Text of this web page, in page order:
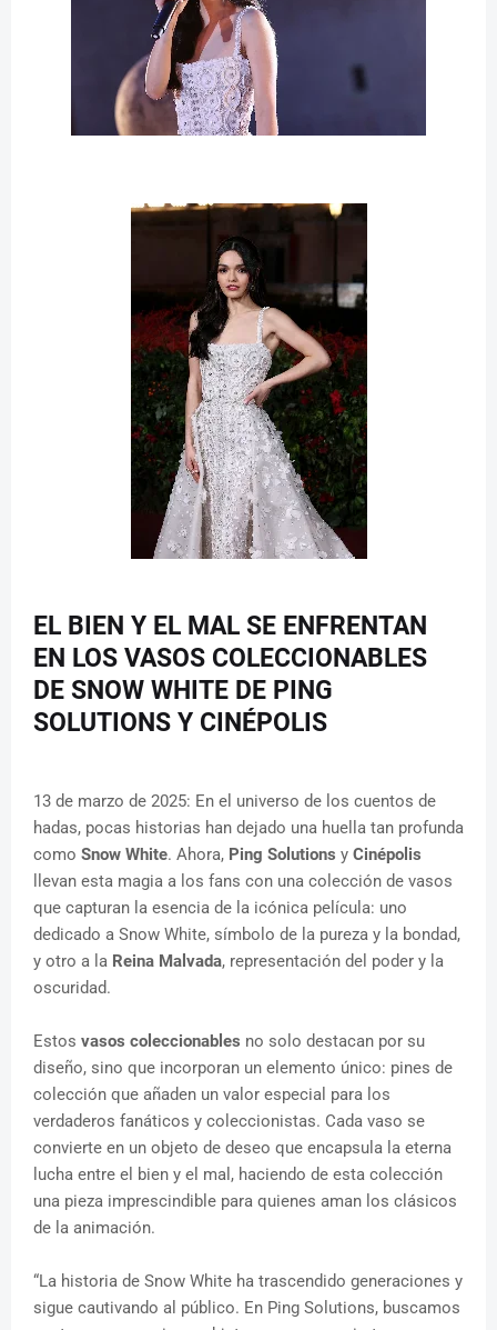
EL BIEN Y EL MAL SE ENFRENTAN
EN LOS VASOS COLECCIONABLES
DE SNOW WHITE DE PING
SOLUTIONS Y CINÉPOLIS
13 de marzo de 2025: En el universo de los cuentos de
hadas, pocas historias han dejado una huella tan profunda
como Snow White. Ahora, Ping Solutions y Cinépolis
llevan esta magia a los fans con una colección de vasos
que capturan la esencia de la icónica película: uno
dedicado a Snow White, símbolo de la pureza y la bondad,
y otro a la Reina Malvada, representación del poder y la
oscuridad.
Estos vasos coleccionables no solo destacan por su
diseño, sino que incorporan un elemento único: pines de
colección que añaden un valor especial para los
verdaderos fanáticos y coleccionistas. Cada vaso se
convierte en un objeto de deseo que encapsula la eterna
lucha entre el bien y el mal, haciendo de esta colección
una pieza imprescindible para quienes aman los clásicos
de la animación.
“La historia de Snow White ha trascendido generaciones y
sigue cautivando al público. En Ping Solutions, buscamos